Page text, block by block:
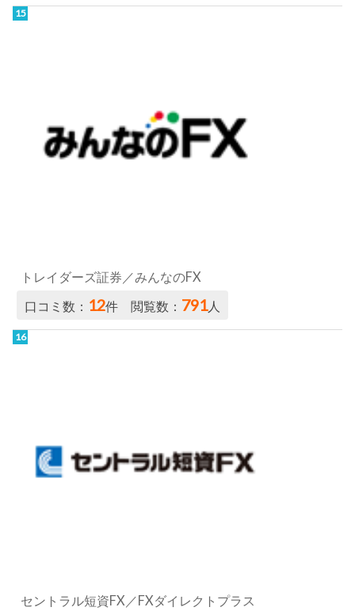
トレイダーズ証券／みんなのFX
口コミ数： 12件 閲覧数： 791人
セントラル短資FX／FXダイレクトプラス